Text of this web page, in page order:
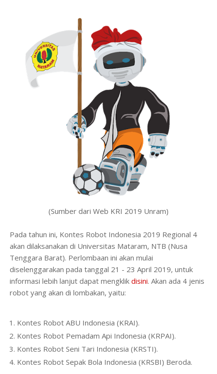
(Sumber dari Web KRI 2019 Unram)
Pada tahun ini, Kontes Robot Indonesia 2019 Regional 4
akan dilaksanakan di Universitas Mataram, NTB (Nusa
Tenggara Barat). Perlombaan ini akan mulai
diselenggarakan pada tanggal 21 - 23 April 2019, untuk
informasi lebih lanjut dapat mengklik disini. Akan ada 4 jenis
robot yang akan di lombakan, yaitu:
Kontes Robot ABU Indonesia (KRAI).
Kontes Robot Pemadam Api Indonesia (KRPAI).
Kontes Robot Seni Tari Indonesia (KRSTI).
Kontes Robot Sepak Bola Indonesia (KRSBI) Beroda.